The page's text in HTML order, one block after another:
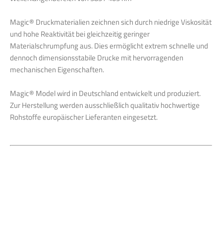
Magic® Druckmaterialien zeichnen sich durch niedrige Viskosität
und hohe Reaktivität bei gleichzeitig geringer
Materialschrumpfung aus. Dies ermöglicht extrem schnelle und
dennoch dimensionsstabile Drucke mit hervorragenden
mechanischen Eigenschaften.
Magic® Model wird in Deutschland entwickelt und produziert.
Zur Herstellung werden ausschließlich qualitativ hochwertige
Rohstoffe europäischer Lieferanten eingesetzt.